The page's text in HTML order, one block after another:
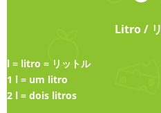
Litro /
l = litro = リットル
1 l = um litro
2 l = dois litros